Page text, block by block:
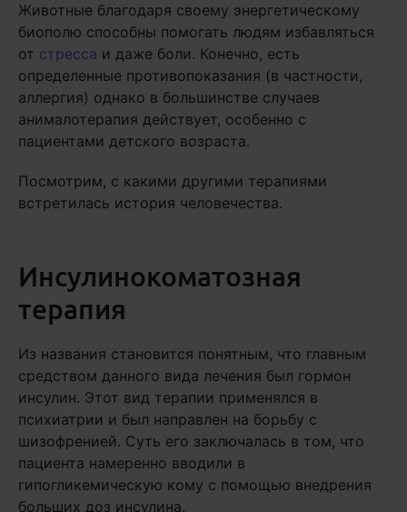
Животные благодаря своему энергетическому
биополю способны помогать людям избавляться
от стресса и даже боли. Конечно, есть
определенные противопоказания (в частности,
аллергия) однако в большинстве случаев
анималотерапия действует, особенно с
пациентами детского возраста.
Посмотрим, с какими другими терапиями
встретилась история человечества.
Инсулинокоматозная
терапия
Из названия становится понятным, что главным
средством данного вида лечения был гормон
инсулин. Этот вид терапии применялся в
психиатрии и был направлен на борьбу с
шизофренией. Суть его заключалась в том, что
пациента намеренно вводили в
гипогликемическую кому с помощью внедрения
больших доз инсулина.